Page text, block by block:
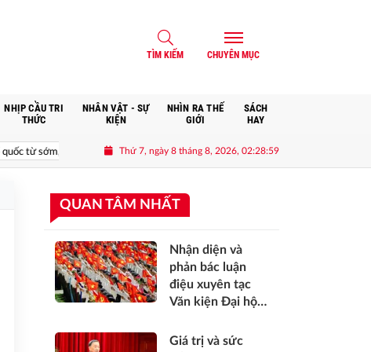
TÌM KIẾM CHUYÊN MỤC
NHỊP CẦU TRI
THỨC
NHÂN VẬT - SỰ
KIỆN
NHÌN RA THẾ
GIỚI
SÁCH
HAY
sớm, từ xa; mở đường, kết nối và tranh thủ nguồn lực phát triển*
Thứ 7, ngày 8 tháng 8, 2026, 02:28:59
QUAN TÂM NHẤT
Nhận diện và
phản bác luận
điệu xuyên tạc
Văn kiện Đại hội
Giá trị và sức